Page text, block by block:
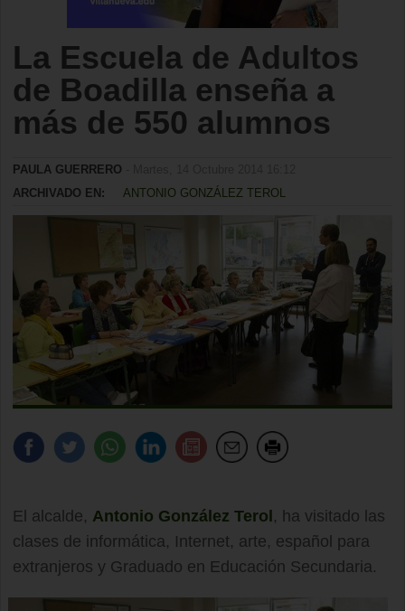
La Escuela de Adultos
de Boadilla enseña a
más de 550 alumnos
PAULA GUERRERO
ARCHIVADO EN:
ANTONIO GONZÁLEZ TEROL
El alcalde, Antonio González Terol , ha visitado las
clases de informática, Internet, arte, español para
extranjeros y Graduado en Educación Secundaria.